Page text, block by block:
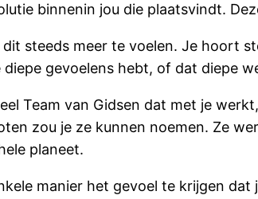
binnenin jou die plaatsvindt.
steeds meer te voelen. Je hoort
gevoelens hebt, of dat diepe
Team van Gidsen dat met je
zou je ze kunnen noemen. Ze
planeet.
manier het gevoel te krijgen